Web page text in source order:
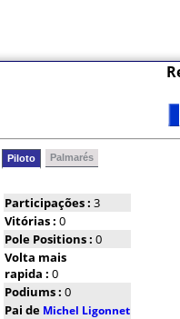
Piloto Palmarés
Participações : 3
Vitórias : 0
Pole Positions : 0
Volta mais
rapida : 0
Podiums : 0
Pai de Michel Ligonnet